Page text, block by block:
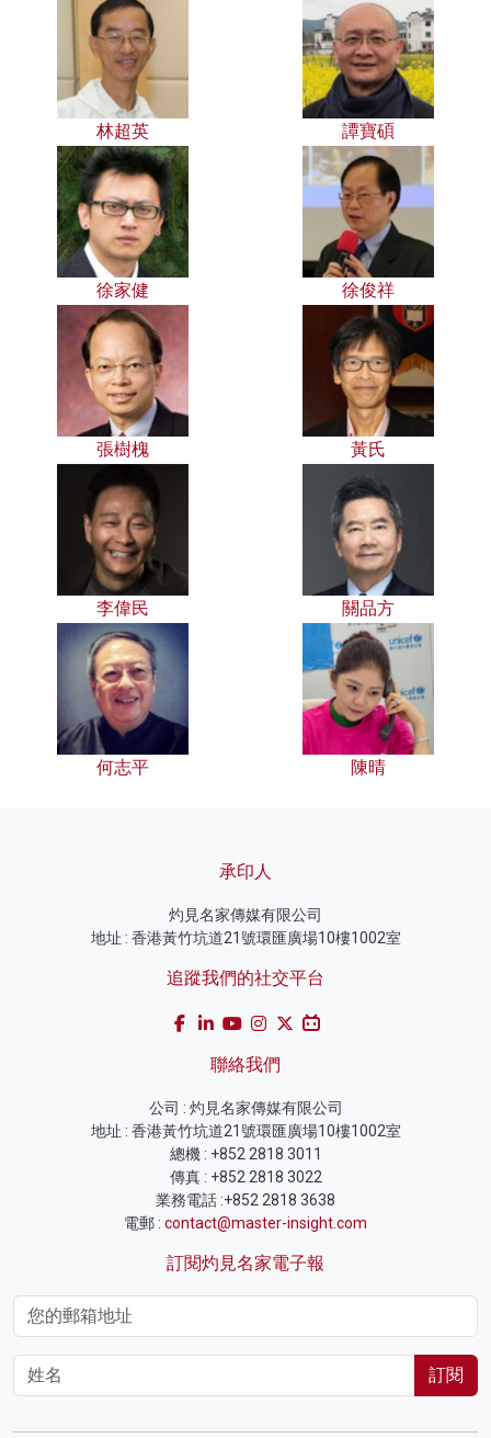
林超英 譚寶碩
徐家健 徐俊祥
張樹槐 黃氏
李偉民 關品方
何志平 陳晴
承印人
灼見名家傳媒有限公司
地址 : 香港黃竹坑道21號環匯廣場10樓1002室
追蹤我們的社交平台
聯絡我們
公司 : 灼見名家傳媒有限公司
地址 : 香港黃竹坑道21號環匯廣場10樓1002室
總機 : +852 2818 3011
傳真 : +852 2818 3022
業務電話 :+852 2818 3638
電郵 : contact@master-insight.com
訂閱灼見名家電子報
訂閱